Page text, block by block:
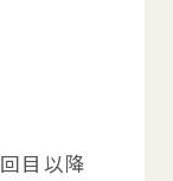
回目 以降